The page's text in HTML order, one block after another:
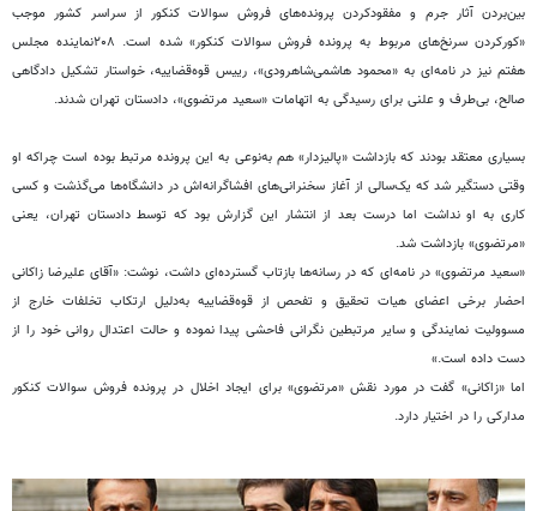
بین‌بردن آثار جرم و مفقودکردن پرونده‌های فروش سوالات کنکور از سراسر کشور موجب
«کورکردن سرنخ‌های مربوط به پرونده فروش سوالات کنکور» شده‌ است. ۲۰۸نماینده مجلس
هفتم نیز در نامه‌ای به «محمود هاشمی‌شاهرودی»، رییس قوه‌قضاییه، خواستار تشکیل دادگاهی
صالح، بی‌طرف و علنی ‏برای رسیدگی به اتهامات «سعید مرتضوی»، دادستان تهران شدند.
بسیاری معتقد بودند که بازداشت «پالیزدار» هم به‌نوعی به این پرونده مرتبط بوده ‌است چراکه او
وقتی دستگیر شد که یک‌سالی از آغاز سخنرانی‌های افشاگرانه‌اش در دانشگاه‌ها می‌گذشت و کسی
کاری به او نداشت اما درست بعد از انتشار این گزارش بود که توسط دادستان تهران، یعنی
«مرتضوی» بازداشت شد.
«سعید مرتضوی» در نامه‌ای که در رسانه‌ها بازتاب گسترده‌ای داشت، نوشت: «آقای علیرضا زاکانی
احضار برخی اعضای هیات تحقیق و تفحص از قوه‌قضاییه به‌دلیل ارتکاب تخلفات خارج از
مسوولیت نمایندگی و سایر مرتبطین نگرانی فاحشی پیدا نموده و حالت اعتدال روانی خود را از
دست داده ‌است.»
اما «زاکانی» گفت در مورد نقش «مرتضوی» برای ایجاد اخلال در پرونده فروش سوالات کنکور
مدارکی را در اختیار دارد.